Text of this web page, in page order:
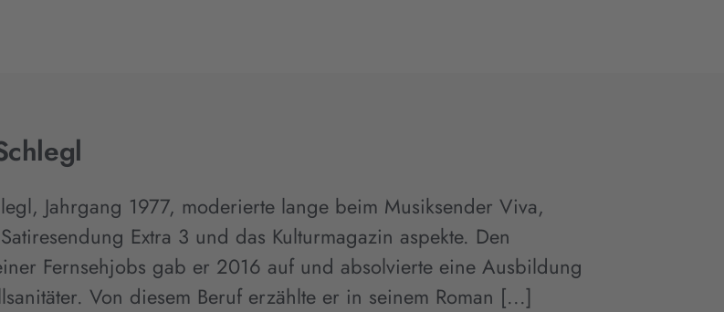
Jahrgang 1977, moderierte lange beim Musiksender Viva,
Extra 3 und das Kulturmagazin aspekte. Den
Fernsehjobs gab er 2016 auf und absolvierte eine Ausbildung
Von diesem Beruf erzählte er in seinem Roman [...]